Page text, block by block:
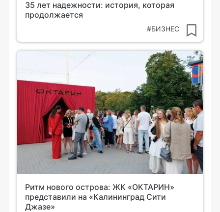
35 лет надежности: история, которая
продолжается
#БИЗНЕС
Ритм нового острова: ЖК «ОКТАРИН»
представили на «Калининград Сити
Джазе»